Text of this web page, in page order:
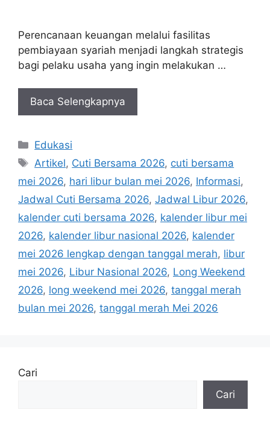
Perencanaan keuangan melalui fasilitas
pembiayaan syariah menjadi langkah strategis
bagi pelaku usaha yang ingin melakukan …
Baca Selengkapnya
Kategori
Edukasi
Tag
Artikel, Cuti Bersama 2026, cuti bersama
mei 2026, hari libur bulan mei 2026, Informasi,
Jadwal Cuti Bersama 2026, Jadwal Libur 2026,
kalender cuti bersama 2026, kalender libur mei
2026, kalender libur nasional 2026, kalender
mei 2026 lengkap dengan tanggal merah, libur
mei 2026, Libur Nasional 2026, Long Weekend
2026, long weekend mei 2026, tanggal merah
bulan mei 2026, tanggal merah Mei 2026
Cari
Cari